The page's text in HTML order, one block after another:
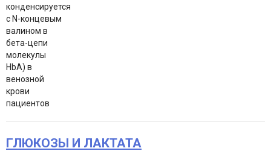
конденсируется
с N-концевым
валином в
бета-цепи
молекулы
НbА) в
венозной
крови
пациентов
ГЛЮКОЗЫ И ЛАКТАТА